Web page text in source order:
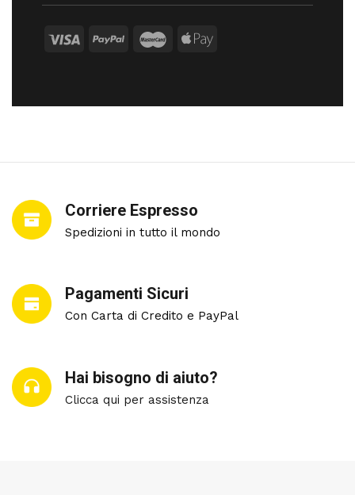
Corriere Espresso
Spedizioni in tutto il mondo
Pagamenti Sicuri
Con Carta di Credito e PayPal
Hai bisogno di aiuto?
Clicca qui per assistenza